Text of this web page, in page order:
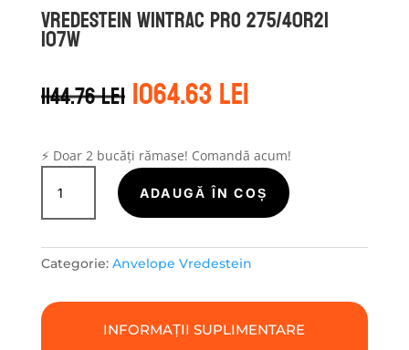
Vredestein WINTRAC PRO 275/40R21
107W
1144.76lei Prețul
inițial
fost:
1144.76 lei.
1064.63leiPrețul
curent
1064.63 lei.
⚡ Doar 2 bucăți rămase! Comandă acum!
Cantitate
Vredestein
WINTRAC
275/40R21
ADAUGĂ ÎN COȘ
Categorie: Anvelope Vredestein
INFORMAȚII SUPLIMENTARE